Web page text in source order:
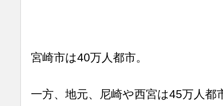
宮崎市は40万人都市。
一方、地元、尼崎や西宮は45万人都